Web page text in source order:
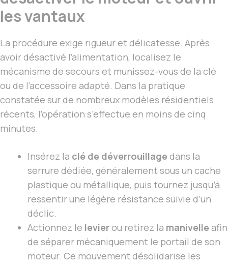
les vantaux
La procédure exige rigueur et délicatesse. Après
avoir désactivé l’alimentation, localisez le
mécanisme de secours et munissez-vous de la clé
ou de l’accessoire adapté. Dans la pratique
constatée sur de nombreux modèles résidentiels
récents, l’opération s’effectue en moins de cinq
minutes.
Insérez la clé de déverrouillage dans la
serrure dédiée, généralement sous un cache
plastique ou métallique, puis tournez jusqu’à
ressentir une légère résistance suivie d’un
déclic.
Actionnez le levierou retirez la manivelle afin
de séparer mécaniquement le portail de son
moteur. Ce mouvement désolidarise les